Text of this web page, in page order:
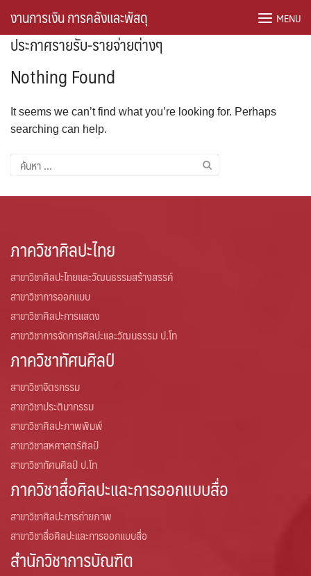
content
งานการเงิน การคลังและพัสดุ MENU
ประกาศรายรับ-รายจ่ายต่างๆ
Nothing Found
It seems we can’t find what you’re looking for. Perhaps
searching can help.
ค้นหา
สำหรับ:
ภาควิชาศิลปะไทย
สาขาวิชาศิลปะไทยและวัฒนธรรมสร้างสรรค์
สาขาวิชาการออกแบบ
สาขาวิชาศิลปะการแสดง
สาขาวิชาการจัดการศิลปะและวัฒนธรรม ป.โท
ภาควิชาทัศนศิลป์
สาขาวิชาจิตรกรรม
สาขาวิชาประติมากรรม
สาขาวิชาศิลปะภาพพิมพ์
สาขาวิชาสหศาสตร์ศิลป์
สาขาวิชาทัศนศิลป์ ป.โท
ภาควิชาสื่อศิลปะและการออกแบบสื่อ
สาขาวิชาศิลปะการถ่ายภาพ
สาขาวิชาสื่อศิลปะและการออกแบบสื่อ
สำนักวิชาการบัณฑิต